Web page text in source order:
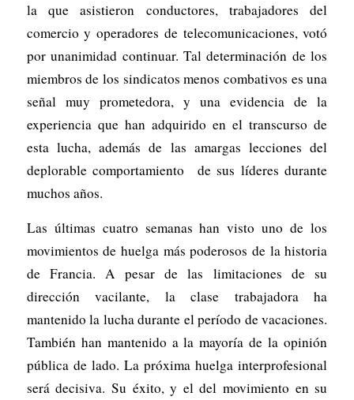
la que asistieron conductores, trabajadores del
comercio y operadores de telecomunicaciones, votó
por unanimidad continuar. Tal determinación de los
miembros de los sindicatos menos combativos es una
señal muy prometedora, y una evidencia de la
experiencia que han adquirido en el transcurso de
esta lucha, además de las amargas lecciones del
deplorable comportamiento de sus líderes durante
muchos años.
Las últimas cuatro semanas han visto uno de los
movimientos de huelga más poderosos de la historia
de Francia. A pesar de las limitaciones de su
dirección vacilante, la clase trabajadora ha
mantenido la lucha durante el período de vacaciones.
También han mantenido a la mayoría de la opinión
pública de lado. La próxima huelga interprofesional
será decisiva. Su éxito, y el del movimiento en su